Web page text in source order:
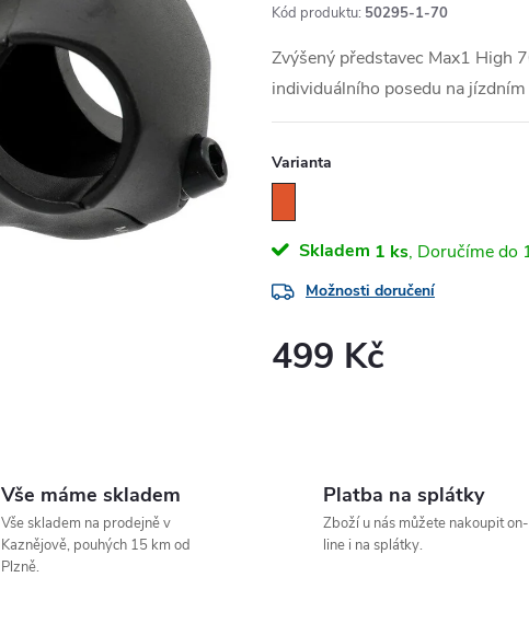
Kód produktu: 50295-1-70
Zvýšený představec Max1 High
individuálního posedu na jízdním
Varianta
Skladem 1 ks
Možnosti doručení
499 Kč
Vše máme skladem
Vše skladem na prodejně v
Kaznějově, pouhých 15 km od
Plzně.
Platba na splátky
Zboží u nás můžete nakoupit on-
line i na splátky.